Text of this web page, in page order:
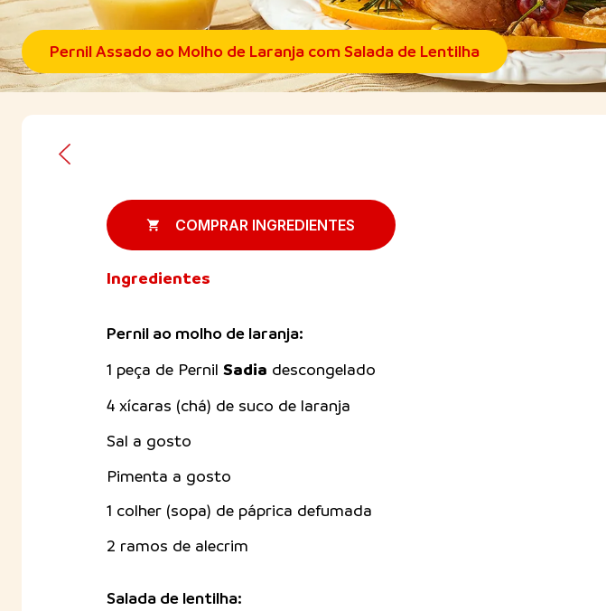
Pernil Assado ao Molho de Laranja com Salada de Lentilha
COMPRAR INGREDIENTES
Ingredientes
Pernil ao molho de laranja:
1 peça de Pernil Sadia descongelado
4 xícaras (chá) de suco de laranja
Sal a gosto
Pimenta a gosto
1 colher (sopa) de páprica defumada
2 ramos de alecrim
Salada de lentilha: